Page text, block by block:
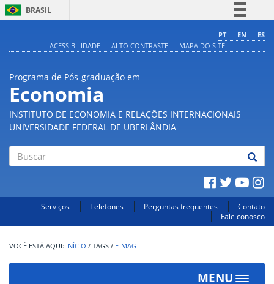
BRASIL
Comunica BR
PT EN
ES
ACESSIBILIDADE
ALTO CONTRASTE MAPA DO SITE
Programa de Pós-graduação em
Economia
INSTITUTO DE ECONOMIA E RELAÇÕES INTERNACIONAIS
UNIVERSIDADE FEDERAL DE UBERLÂNDIA
Serviços Telefones Perguntas frequentes
Contato
Fale conosco
INÍCIO / TAGS / E-MAG
MENU
Toggle